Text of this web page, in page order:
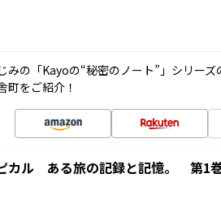
みの「Kayoの“秘密のノート”」シリー
町をご紹介！
カル ある旅の記録と記憶。 第1